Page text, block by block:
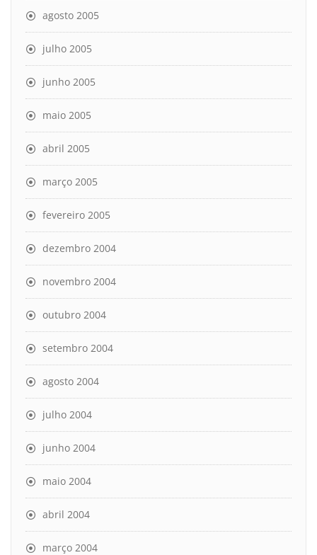
agosto 2005
julho 2005
junho 2005
maio 2005
abril 2005
março 2005
fevereiro 2005
dezembro 2004
novembro 2004
outubro 2004
setembro 2004
agosto 2004
julho 2004
junho 2004
maio 2004
abril 2004
março 2004